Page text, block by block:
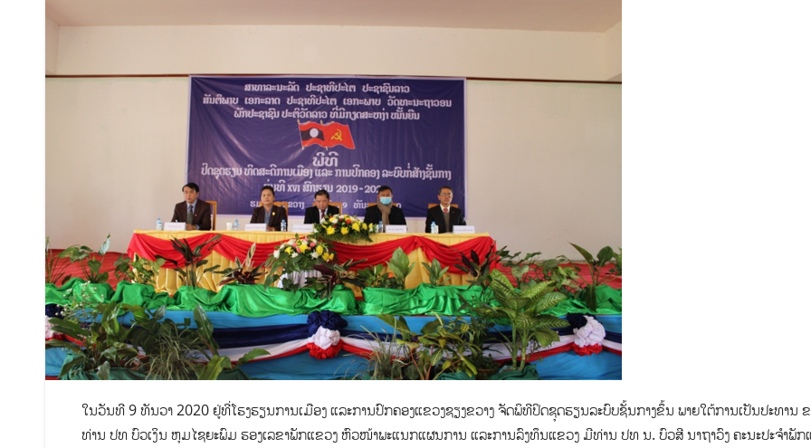
ໃນວັນທີ 9 ທັນວາ 2020 ຢູ່ທີ່ໂຮງຮຽນການເມືອງ ແລະການປົກຄອງແຂວງຊຽງຂວາງ ຈັດພິທີປິດຊຸດຮຽນລະບົບຊັ້ນກາງຂຶ້ນ ພາຍໃຕ້ການເປັນປະທານ
ທ່ານ ປທ ບົວເງິນ ຫຸມໄຊຍະພົມ ຮອງເລຂາພັກແຂວງ ຫົວໜ້າພະແນກແຜນການ ແລະການລົງທຶນແຂວງ ມີທ່ານ ປທ ນ. ບົວສີ ນາຖາວົງ ຄະນະປະຈຳພັກ